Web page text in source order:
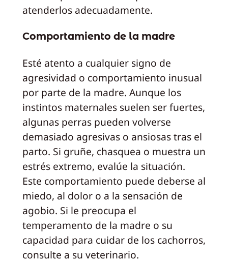
atenderlos adecuadamente.
Comportamiento de la madre
Esté atento a cualquier signo de
agresividad o comportamiento inusual
por parte de la madre. Aunque los
instintos maternales suelen ser fuertes,
algunas perras pueden volverse
demasiado agresivas o ansiosas tras el
parto. Si gruñe, chasquea o muestra un
estrés extremo, evalúe la situación.
Este comportamiento puede deberse al
miedo, al dolor o a la sensación de
agobio. Si le preocupa el
temperamento de la madre o su
capacidad para cuidar de los cachorros,
consulte a su veterinario.